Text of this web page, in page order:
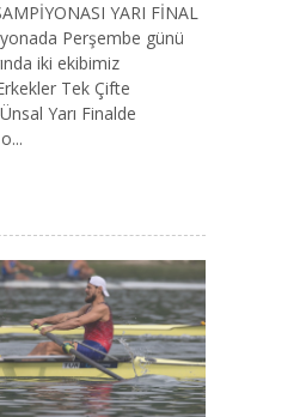
YARI FİNAL
Perşembe günü
iki ekibimiz
Tek Çifte
Yarı Finalde